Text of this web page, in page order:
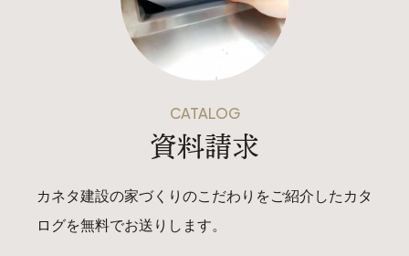
CATALOG
資料請求
カネタ建設の家づくりのこだわりをご紹介したカタ
ログを無料でお送りします。